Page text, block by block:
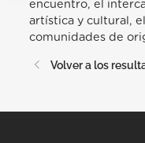
encuentro, el
artística y cultural,
comunidades de
Volver a los